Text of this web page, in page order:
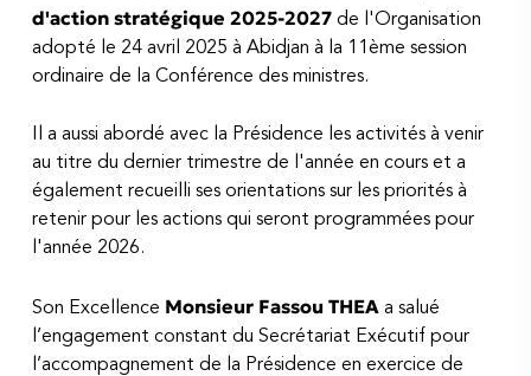
d'action stratégique 2025-2027de l'Organisation
adopté le 24 avril 2025 à Abidjan à la 11ème session
ordinaire de la Conférence des ministres.
Il a aussi abordé avec la Présidence les activités à venir
au titre du dernier trimestre de l'année en cours et a
également recueilli ses orientations sur les priorités à
retenir pour les actions qui seront programmées pour
l'année 2026.
Son Excellence Monsieur Fassou THEAa salué
l’engagement constant du Secrétariat Exécutif pour
l’accompagnement de la Présidence en exercice de